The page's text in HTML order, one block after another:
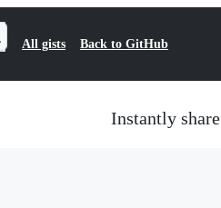
All gists Back to GitHub
Instantly